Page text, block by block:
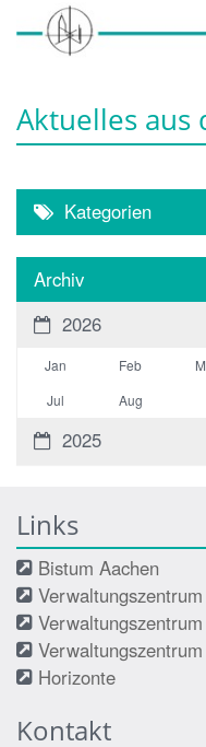
Aktuelles aus
Kategorien
Archiv
2026
Jan Feb
Jul
Aug
2025
Links
Bistum Aachen
Horizonte
Kontakt